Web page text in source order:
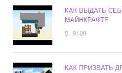
КАК ВЫДАТЬ
МАЙНКРАФТЕ
9109
КАК ПРИЗВАТЬ